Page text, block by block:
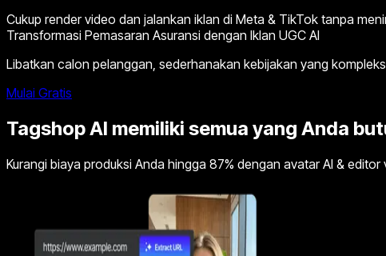
Cukup render video dan jalankan iklan di Meta & TikTok tanpa
Transformasi Pemasaran Asuransi dengan Iklan UGC AI
Libatkan calon pelanggan, sederhanakan kebijakan yang
Mulai Gratis
Tagshop AI memiliki semua yang Anda
Kurangi biaya produksi Anda hingga 87% dengan avatar AI &